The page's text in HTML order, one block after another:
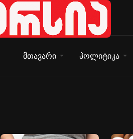
მთავარი პოლიტიკა